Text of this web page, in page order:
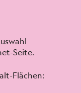
Seite.
Flächen: